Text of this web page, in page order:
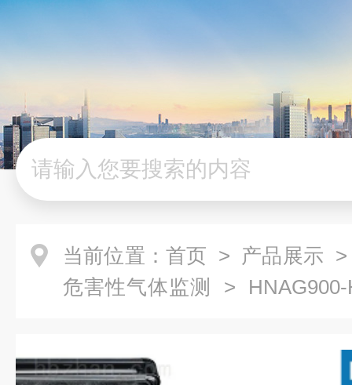
当前位置： 首页 > 产品展示
危害性气体监测
>